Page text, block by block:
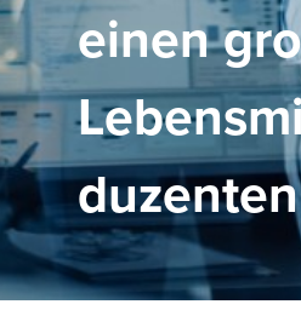
einen
duzenten